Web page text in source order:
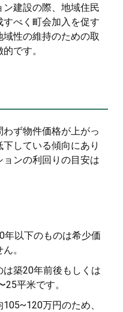
建設の際、地域住民
べく町会加入を促す
性の維持のための取
です。
ず物件価格が上がっ
している傾向にあり
ンの利回りの目安は
年以下のものは希少価
。
築20年前後もしくは
平米です。
万円のため、